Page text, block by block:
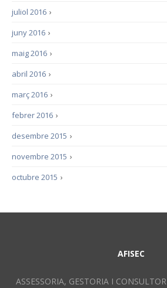
›
juliol 2016
›
juny 2016
›
maig 2016
›
abril 2016
›
març 2016
›
febrer 2016
›
desembre 2015
›
novembre 2015
›
octubre 2015
AFISEC
ASSESSORIA, GESTORIA I